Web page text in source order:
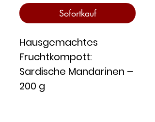
Sofortkauf
Hausgemachtes
Fruchtkompott:
Sardische Mandarinen –
200 g